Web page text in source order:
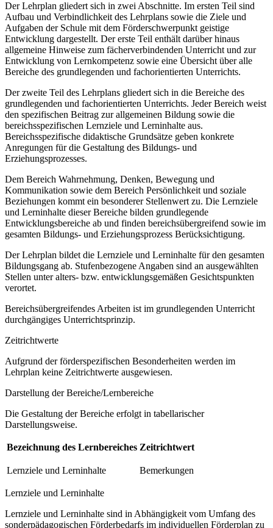
Der Lehrplan gliedert sich in zwei Abschnitte. Im ersten Teil sind
Aufbau und Verbindlichkeit des Lehrplans sowie die Ziele und
Aufgaben der Schule mit dem Förderschwerpunkt geistige
Entwicklung dargestellt. Der erste Teil enthält darüber hinaus
allgemeine Hinweise zum fächerverbindenden Unterricht und zur
Entwicklung von Lernkompetenz sowie eine Übersicht über alle
Bereiche des grundlegenden und fachorientierten Unterrichts.
Der zweite Teil des Lehrplans gliedert sich in die Bereiche des
grundlegenden und fachorientierten Unterrichts. Jeder Bereich weist
den spezifischen Beitrag zur allgemeinen Bildung sowie die
bereichsspezifischen Lernziele und Lerninhalte aus.
Bereichsspezifische didaktische Grundsätze geben konkrete
Anregungen für die Gestaltung des Bildungs- und
Erziehungsprozesses.
Dem Bereich Wahrnehmung, Denken, Bewegung und
Kommunikation sowie dem Bereich Persönlichkeit und soziale
Beziehungen kommt ein besonderer Stellenwert zu. Die Lernziele
und Lerninhalte dieser Bereiche bilden grundlegende
Entwicklungsbereiche ab und finden bereichsübergreifend sowie im
gesamten Bildungs- und Erziehungsprozess Berücksichtigung.
Der Lehrplan bildet die Lernziele und Lerninhalte für den gesamten
Bildungsgang ab. Stufenbezogene Angaben sind an ausgewählten
Stellen unter alters- bzw. entwicklungsgemäßen Gesichtspunkten
verortet.
Bereichsübergreifendes Arbeiten ist im grundlegenden Unterricht
durchgängiges Unterrichtsprinzip.
Zeitrichtwerte
Aufgrund der förderspezifischen Besonderheiten werden im
Lehrplan keine Zeitrichtwerte ausgewiesen.
Darstellung der Bereiche/Lernbereiche
Die Gestaltung der Bereiche erfolgt in tabellarischer
Darstellungsweise.
Bezeichnung des Lernbereiches Zeitrichtwert
Lernziele und Lerninhalte Bemerkungen
Lernziele und Lerninhalte
Lernziele und Lerninhalte sind in Abhängigkeit vom Umfang des
sonderpädagogischen Förderbedarfs im individuellen Förderplan zu